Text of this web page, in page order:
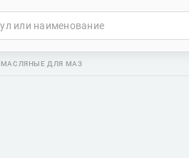
МАСЛЯНЫЕ ДЛЯ МАЗ